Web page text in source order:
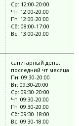
Ср: 12:00-20:00
Чт: 12:00-20:00
Пт: 12:00-20:00
Сб: 08:00-17:00
Вс: 13:00-20:00
санитарный день:
последний чт месяца
Пн: 09:30-20:00
Вт: 09:30-20:00
Ср: 09:30-20:00
Чт: 09:30-20:00
Пт: 09:30-20:00
Сб: 09:30-18:00
Вс: 09:30-18:00